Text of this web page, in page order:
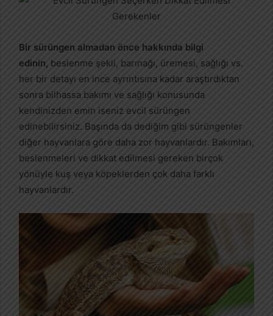
Bir sürüngen almadan önce hakkında bilgi
edinin, beslenme şekli, barınağı, üremesi, sağlığı vs.
her bir detayı en ince ayrıntısına kadar araştırdıktan
sonra bilhassa bakımı ve sağlığı konusunda
kendinizden emin iseniz evcil sürüngen
edinebilirsiniz. Başında da dediğim gibi sürüngenler
diğer hayvanlara göre daha zor hayvanlardır. Bakımları,
beslenmeleri ve dikkat edilmesi gereken birçok
yönüyle kuş veya köpeklerden çok daha farklı
hayvanlardır.